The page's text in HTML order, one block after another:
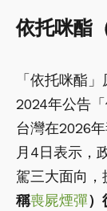
依托咪酯
「依托咪酯
2024年公告
台灣在2026
月4日表示，
駕三大面向，
稱喪屍煙彈）